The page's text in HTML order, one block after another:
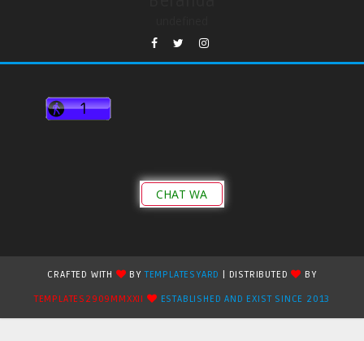
CHAT WA
CRAFTED WITH BYTEMPLATESYARD | DISTRIBUTED
BY
TEMPLATES2909MMXXII
ESTABLISHED AND EXIST SINCE 2013